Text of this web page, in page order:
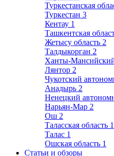
Туркестанская
Туркестан 3
Кентау 1
Ташкентская
Жетысу область 2
Талдыкорган 2
Ханты-
Лянтор 2
Чукотский
Анадырь 2
Ненецкий
Нарьян-Мар 2
Ош 2
Таласская область 1
Талас 1
Ошская область 1
Статьи и обзоры